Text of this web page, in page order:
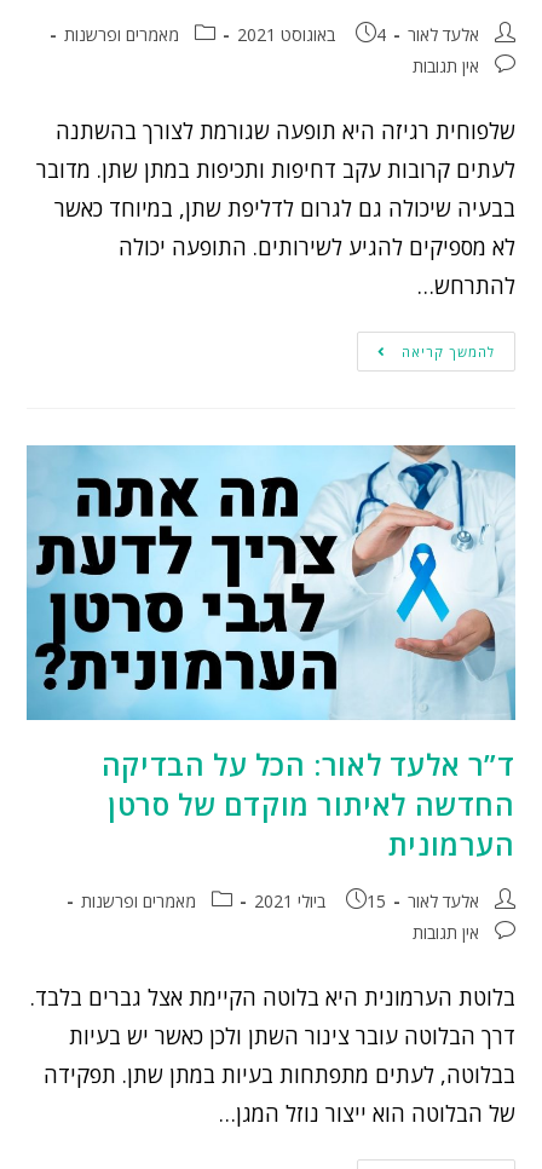
אלעד לאור 4 באוגוסט 2021
מאמרים ופרשנות
אין תגובות
שלפוחית רגיזה היא תופעה שגורמת לצורך בהשתנה
לעתים קרובות עקב דחיפות ותכיפות במתן שתן. מדובר
בבעיה שיכולה גם לגרום לדליפת שתן, במיוחד כאשר
לא מספיקים להגיע לשירותים. התופעה יכולה
להתרחש…
להמשך קריאה
ד”ר אלעד לאור: הכל על הבדיקה
החדשה לאיתור מוקדם של סרטן
הערמונית
אלעד לאור 15 ביולי 2021
מאמרים ופרשנות
אין תגובות
בלוטת הערמונית היא בלוטה הקיימת אצל גברים בלבד.
דרך הבלוטה עובר צינור השתן ולכן כאשר יש בעיות
בבלוטה, לעתים מתפתחות בעיות במתן שתן. תפקידה
של הבלוטה הוא ייצור נוזל המגן…